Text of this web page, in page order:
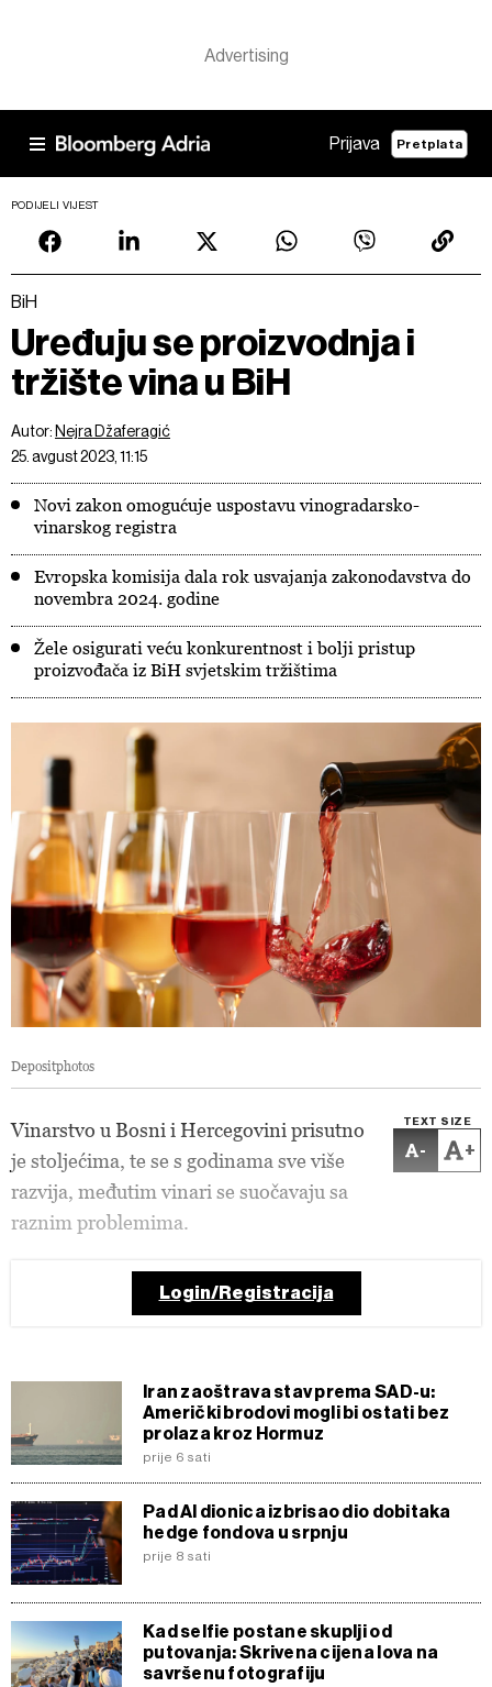
Prijava Pretplata
PODIJELI VIJEST
BiH
Uređuju se proizvodnja i
tržište vina u BiH
Autor: Nejra Džaferagić
25. avgust 2023, 11:15
Novi zakon omogućuje uspostavu vinogradarsko-
vinarskog registra
Evropska komisija dala rok usvajanja zakonodavstva do
novembra 2024. godine
Žele osigurati veću konkurentnost i bolji pristup
proizvođača iz BiH svjetskim tržištima
Depositphotos
TEXT SIZE
- +
Vinarstvo u Bosni i Hercegovini prisutno
je stoljećima, te se s godinama sve više
razvija, međutim vinari se suočavaju sa
raznim problemima.
Login/Registracija
Iran zaoštrava stav prema SAD-u:
Američki brodovi mogli bi ostati bez
prolaza kroz Hormuz
prije 6 sati
Pad AI dionica izbrisao dio dobitaka
hedge fondova u srpnju
prije 8 sati
Kad selfie postane skuplji od
putovanja: Skrivena cijena lova na
savršenu fotografiju